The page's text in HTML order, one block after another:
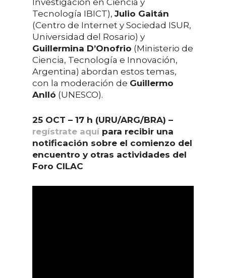
Investigación en Ciencia y
Tecnología IBICT), Julio Gaitán
(Centro de Internet y Sociedad ISUR,
Universidad del Rosario) y
Guillermina D’Onofrio (Ministerio de
Ciencia, Tecnología e Innovación,
Argentina) abordan estos temas,
con la moderación de Guillermo
Anlló (UNESCO).
25 OCT – 17 h (URU/ARG/BRA) –
regístrate aquípara recibir una
notificación sobre el comienzo del
encuentro y otras actividades del
Foro CILAC